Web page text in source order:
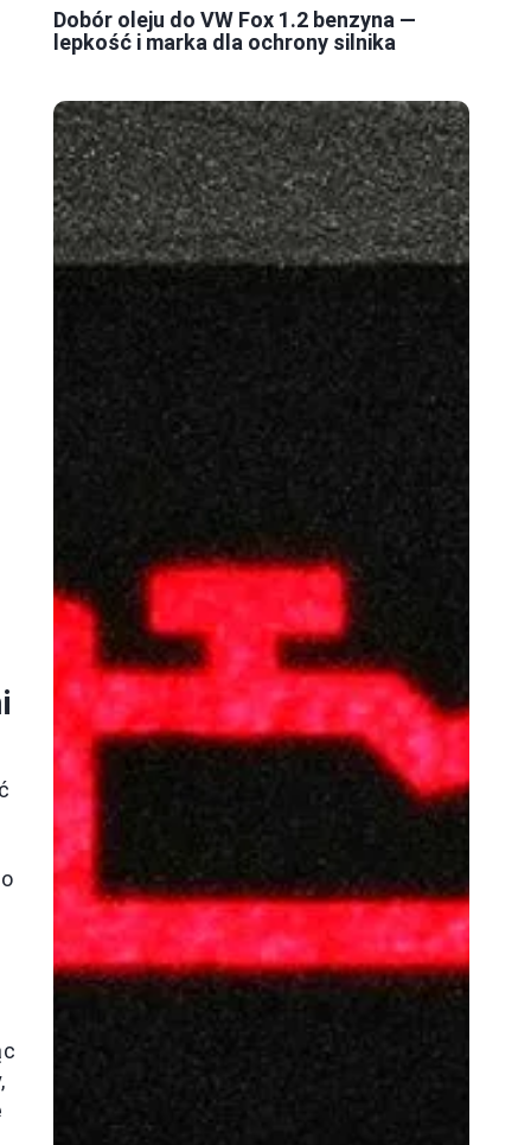
Dobór oleju do VW Fox 1.2 benzyna —
lepkość i marka dla ochrony silnika